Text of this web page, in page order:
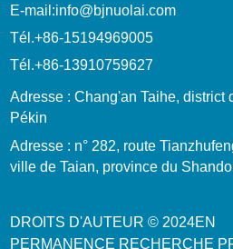
E-mail:info@bjnuolai.com
Tél.+86-15194969005
Tél.+86-13910759627
Adresse : Chang'an Taihe, district
Pékin
Adresse : n° 282, route
ville de Taian, province du
DROITS D'AUTEUR © 2024EN
PERMANENCE RECHERCHE